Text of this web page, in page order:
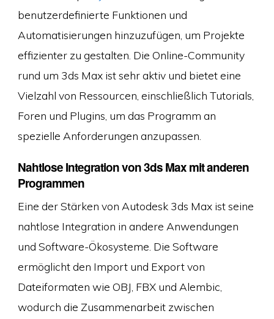
benutzerdefinierte Funktionen und
Automatisierungen hinzuzufügen, um Projekte
effizienter zu gestalten. Die Online-Community
rund um 3ds Max ist sehr aktiv und bietet eine
Vielzahl von Ressourcen, einschließlich Tutorials,
Foren und Plugins, um das Programm an
spezielle Anforderungen anzupassen.
Nahtlose Integration von 3ds Max mit anderen
Programmen
Eine der Stärken von Autodesk 3ds Max ist seine
nahtlose Integration in andere Anwendungen
und Software-Ökosysteme. Die Software
ermöglicht den Import und Export von
Dateiformaten wie OBJ, FBX und Alembic,
wodurch die Zusammenarbeit zwischen